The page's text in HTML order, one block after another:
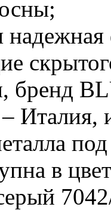
бренд
Италия,
в